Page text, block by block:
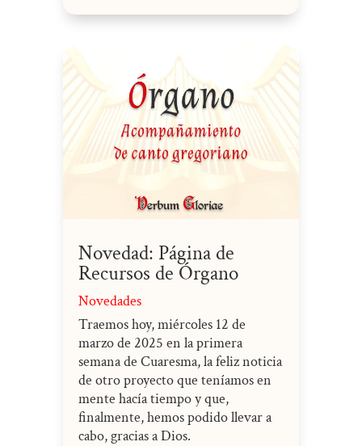
Novedad: Página de
Recursos de Órgano
Novedades
Traemos hoy, miércoles 12 de
marzo de 2025 en la primera
semana de Cuaresma, la feliz noticia
de otro proyecto que teníamos en
mente hacía tiempo y que,
finalmente, hemos podido llevar a
cabo, gracias a Dios.